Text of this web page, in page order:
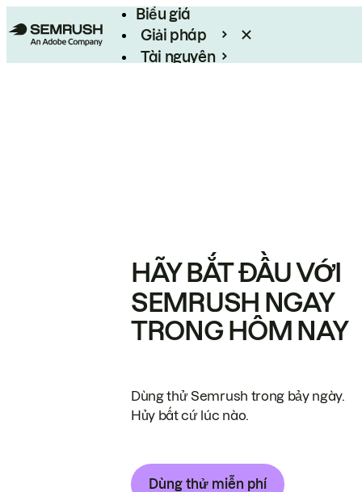
Biểu giá
Giải pháp
Tài nguyên
HÃY BẮT ĐẦU VỚI
SEMRUSH NGAY
TRONG HÔM NAY
Dùng thử Semrush trong bảy ngày.
Hủy bất cứ lúc nào.
Dùng thử miễn phí